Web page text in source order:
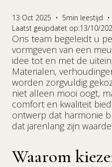
De rol van
Scandinavisch en
inspiratie
Kunst en interieur:
13 Oct 2025 • 5min leestijd •
Laatst geüpdatet op:13/10/
Ons team begeleidt u
vormgeven van een
idee tot en met de
Materialen,
worden zorgvuldig
niet alleen mooi oogt,
comfort en kwaliteit
ontwerp dat harmonie
dat jarenlang zijn
Waarom